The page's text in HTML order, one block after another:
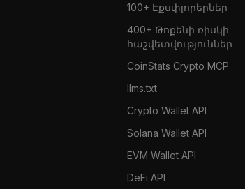
100+ Էքսփլորերներ
400+ Թոքենի ռիսկի
հաշվետվություններ
CoinStats Crypto MCP
llms.txt
Crypto Wallet API
Solana Wallet API
EVM Wallet API
DeFi API